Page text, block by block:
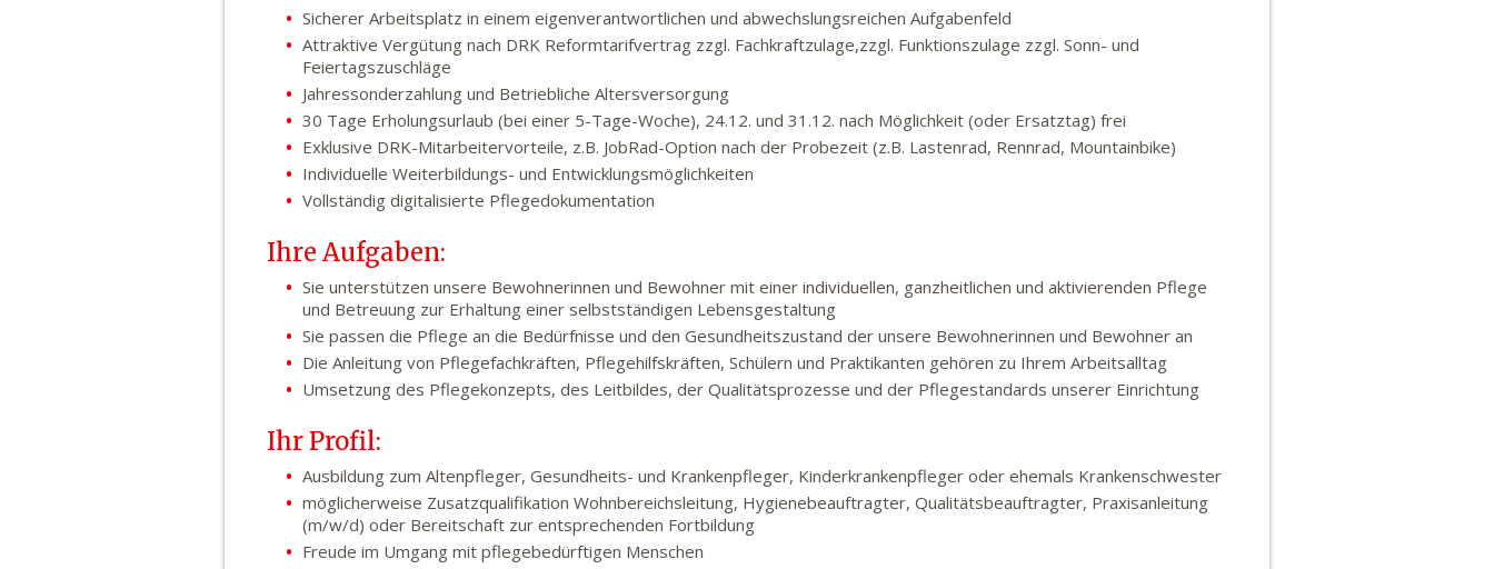
Sicherer Arbeitsplatz in einem eigenverantwortlichen und abwechslungsreichen Aufgabenfeld
Attraktive Vergütung nach DRK Reformtarifvertrag zzgl. Fachkraftzulage,zzgl. Funktionszulage zzgl. Sonn- und
Feiertagszuschläge
Jahressonderzahlung und Betriebliche Altersversorgung
30 Tage Erholungsurlaub (bei einer 5-Tage-Woche), 24.12. und 31.12. nach Möglichkeit (oder Ersatztag) frei
Exklusive DRK-Mitarbeitervorteile, z.B. JobRad-Option nach der Probezeit (z.B. Lastenrad, Rennrad, Mountainbike)
Individuelle Weiterbildungs- und Entwicklungsmöglichkeiten
Vollständig digitalisierte Pflegedokumentation
Ihre Aufgaben:
Sie unterstützen unsere Bewohnerinnen und Bewohner mit einer individuellen, ganzheitlichen und aktivierenden Pflege
und Betreuung zur Erhaltung einer selbstständigen Lebensgestaltung
Sie passen die Pflege an die Bedürfnisse und den Gesundheitszustand der unsere Bewohnerinnen und Bewohner an
Die Anleitung von Pflegefachkräften, Pflegehilfskräften, Schülern und Praktikanten gehören zu Ihrem Arbeitsalltag
Umsetzung des Pflegekonzepts, des Leitbildes, der Qualitätsprozesse und der Pflegestandards unserer Einrichtung
Ihr Profil:
Ausbildung zum Altenpfleger, Gesundheits- und Krankenpfleger, Kinderkrankenpfleger oder ehemals Krankenschwester
möglicherweise Zusatzqualifikation Wohnbereichsleitung, Hygienebeauftragter, Qualitätsbeauftragter, Praxisanleitung
(m/w/d) oder Bereitschaft zur entsprechenden Fortbildung
Freude im Umgang mit pflegebedürftigen Menschen